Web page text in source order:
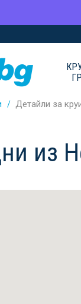
Детайли за
из